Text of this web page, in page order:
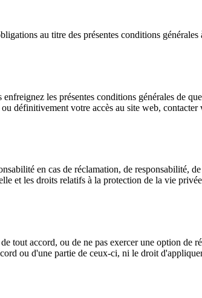
au titre des présentes conditions
les présentes conditions générales de
définitivement votre accès au site web,
en cas de réclamation, de responsabilité,
et les droits relatifs à la protection de la vie
tout accord, ou de ne pas exercer une option de
ou d'une partie de ceux-ci, ni le droit